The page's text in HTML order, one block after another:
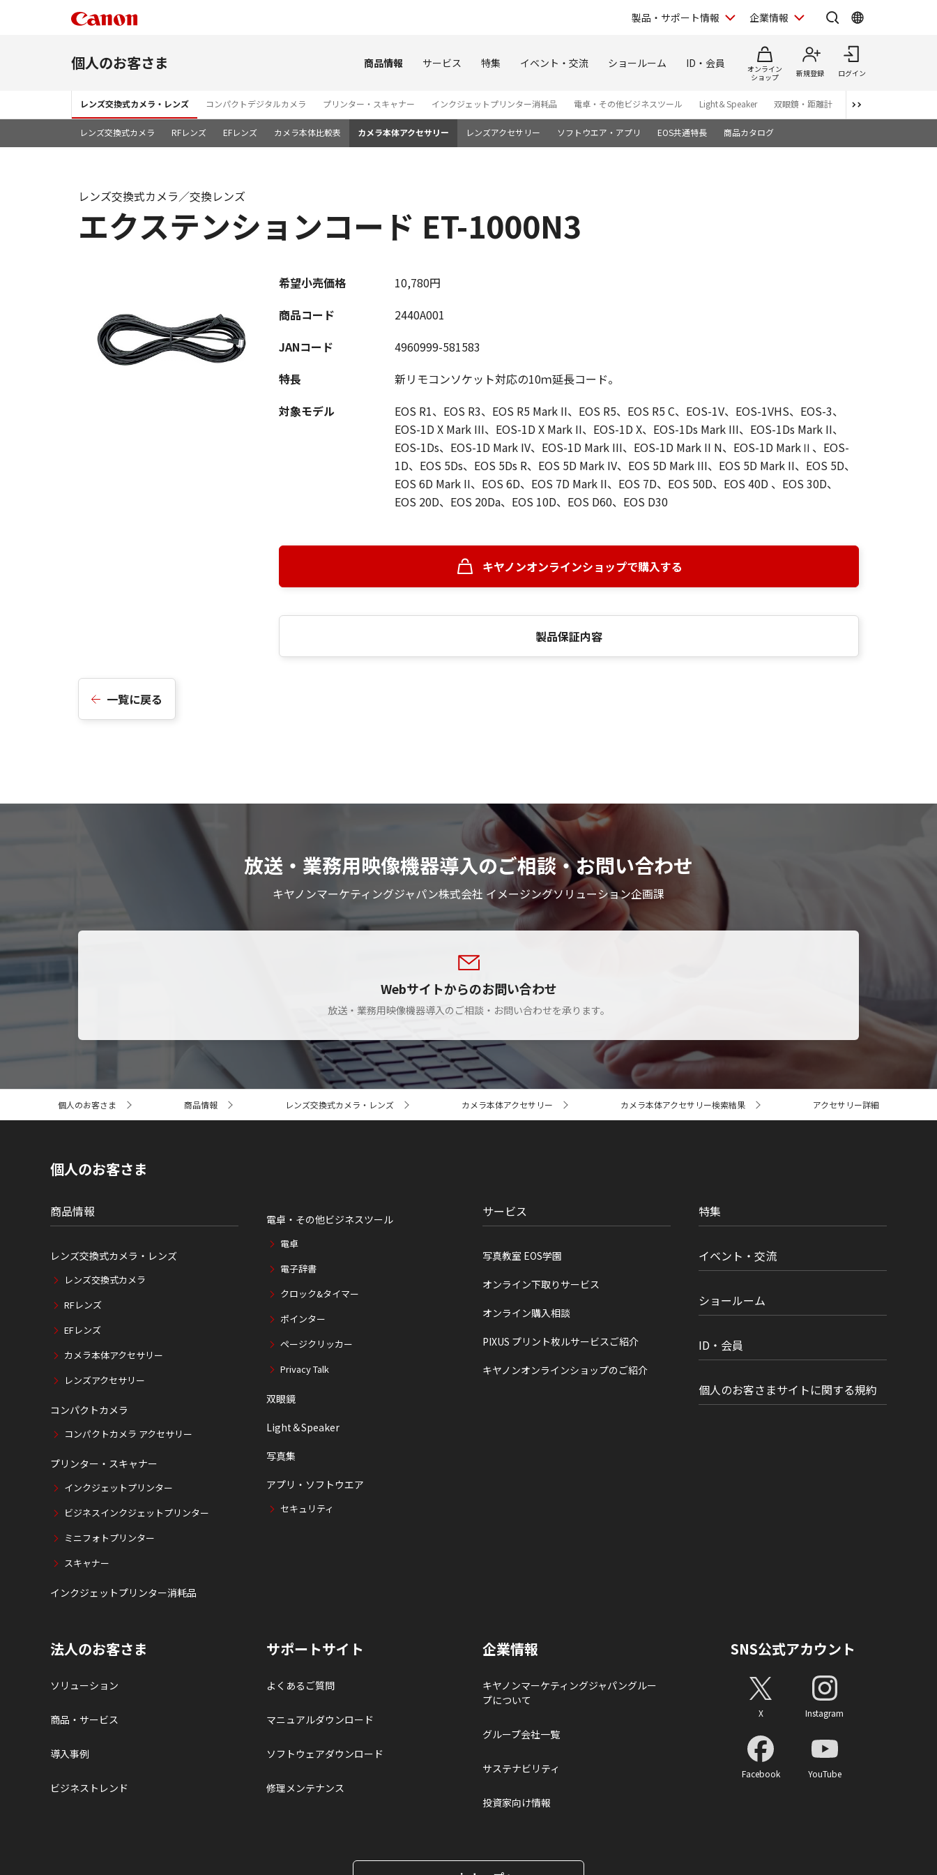
製品・サポート情報 企業情報
個人のお客さま 商品情報 サービス 特集 イベント・交流 ショールーム ID・会員
オンライン
ショップ
新規登録 ログイン
レンズ交換式カメラ・レンズ コンパクトデジタルカメラ プリンター・スキャナー インクジェットプリンター消耗品 電卓・その他ビジネスツール Light＆Speaker 双眼鏡・距離計 写真集
レンズ交換式カメラ RFレンズ EFレンズ カメラ本体比較表 カメラ本体アクセサリー レンズアクセサリー ソフトウエア・アプリ EOS共通特長 商品カタログ
エクステンションコード ET-1000N3
レンズ交換式カメラ／交換レンズ
希望小売価格
10,780円
商品コード
2440A001
JANコード
4960999-581583
特長
新リモコンソケット対応の10ｍ延長コード。
対象モデル
EOS R1、EOS R3、EOS R5 Mark II、EOS R5、EOS R5 C、EOS-1V、EOS-1VHS、EOS-3、
EOS-1D X Mark III、EOS-1D X Mark II、EOS-1D X、EOS-1Ds Mark III、EOS-1Ds Mark II、
EOS-1Ds、EOS-1D Mark IV、EOS-1D Mark III、EOS-1D Mark II N、EOS-1D MarkⅡ、EOS-
1D、EOS 5Ds、EOS 5Ds R、EOS 5D Mark IV、EOS 5D Mark III、EOS 5D Mark II、EOS 5D、
EOS 6D Mark II、EOS 6D、EOS 7D Mark II、EOS 7D、EOS 50D、EOS 40D 、EOS 30D、
EOS 20D、EOS 20Da、EOS 10D、EOS D60、EOS D30
キヤノンオンラインショップで購入する
製品保証内容
一覧に戻る
放送・業務用映像機器導入のご相談・お問い合わせ
キヤノンマーケティングジャパン株式会社 イメージングソリューション企画課
Webサイトからのお問い合わせ
放送・業務用映像機器導入のご相談・お問い合わせを承ります。
ト
個人のお客さま 商品情報 レンズ交換式カメラ・レンズ カメラ本体アクセサリー カメラ本体アクセサリー検索結果 アクセサリー詳細
個人のお客さま
商品情報
レンズ交換式カメラ・レンズ
レンズ交換式カメラ
RFレンズ
EFレンズ
カメラ本体アクセサリー
レンズアクセサリー
コンパクトカメラ
コンパクトカメラ アクセサリー
プリンター・スキャナー
インクジェットプリンター
ビジネスインクジェットプリンター
ミニフォトプリンター
スキャナー
インクジェットプリンター消耗品
電卓・その他ビジネスツール
電卓
電子辞書
クロック&タイマー
ポインター
ページクリッカー
Privacy Talk
双眼鏡
Light＆Speaker
写真集
アプリ・ソフトウエア
セキュリティ
サービス
写真教室 EOS学園
オンライン下取りサービス
オンライン購入相談
PIXUS プリント枚ルサービスご紹介
キヤノンオンラインショップのご紹介
特集
イベント・交流
ショールーム
ID・会員
個人のお客さまサイトに関する規約
法人のお客さま
ソリューション
商品・サービス
導入事例
ビジネストレンド
サポートサイト
よくあるご質問
マニュアルダウンロード
ソフトウェアダウンロード
修理メンテナンス
企業情報
キヤノンマーケティングジャパングルー
プについて
グループ会社一覧
サステナビリティ
投資家向け情報
SNS公式アカウント
X Instagram
Facebook YouTube